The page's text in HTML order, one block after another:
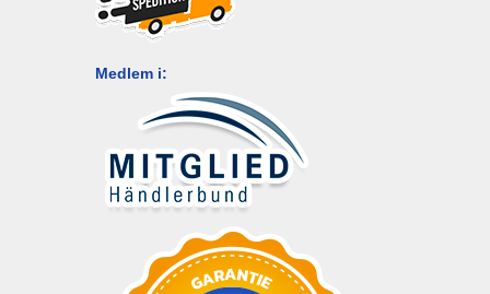
Medlem i: